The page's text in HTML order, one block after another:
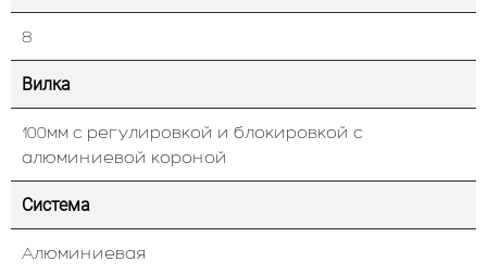
8
Вилка
100мм с регулировкой и блокировкой с
алюминиевой короной
Система
Алюминиевая